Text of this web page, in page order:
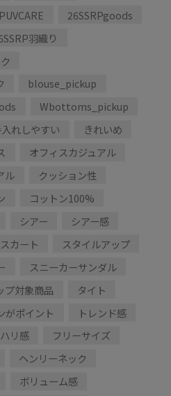
26SSRPgoods
羽織り
blouse_pickup
Wbottoms_pickup
れしやすい
きれいめ
オフィスカジュアル
ル
クッション性
コットン100%
シアー
シアー感
スカート
スタイルアップ
スニーカーサンダル
プ対象商品
タイト
がポイント
トレンド感
ハリ感
フリーサイズ
ヘンリーネック
ボリューム感